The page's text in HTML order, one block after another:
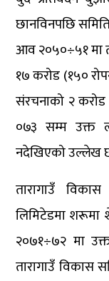
छानविनपछि
आव २०५०÷५१ मा
१७ करोड (१५०
संरचनाको २
०७३ सम्म उक्त
नदेखिएको उल्लेख
तारागाउँ
लिमिटेडमा शरूमा
२०७१÷७२ मा
तारागाउँ विकास